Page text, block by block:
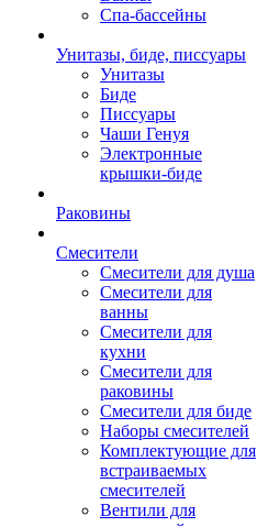
Спа-бассейны
Унитазы, биде, писсуары
Унитазы
Биде
Писсуары
Чаши Генуя
Электронные
крышки-биде
Раковины
Смесители
Смесители для душа
Смесители для
ванны
Смесители для
кухни
Смесители для
раковины
Смесители для биде
Наборы смесителей
Комплектующие для
встраиваемых
смесителей
Вентили для